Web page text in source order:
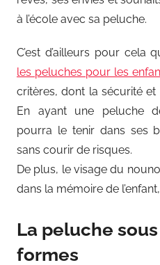
à l’école avec sa peluche.
C’est d’ailleurs pour cela
les peluches pour les
critères, dont la sécurité
En ayant une peluche
pourra le tenir dans ses
sans courir de risques.
De plus, le visage du
dans la mémoire de
La peluche
formes